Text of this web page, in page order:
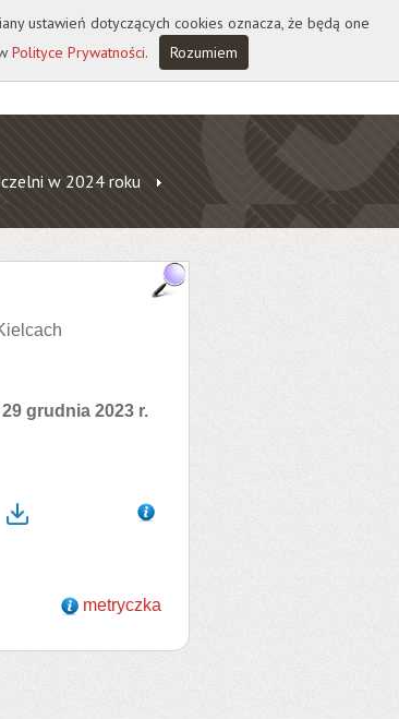
w 2024 roku
grudnia 2023 r.
metryczka
ustawień dotyczących cookies oznacza, że będą one
Polityce Prywatności. Rozumiem